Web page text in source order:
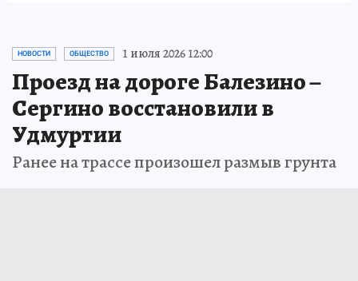
НОВОСТИ ОБЩЕСТВО 1 июля 2026 12:00
Проезд на дороге Балезино –
Сергино восстановили в
Удмуртии
Ранее на трассе произошел размыв грунта